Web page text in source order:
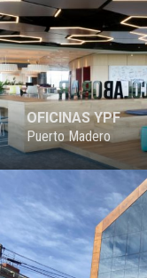
OFICINAS YPF
Puerto Madero